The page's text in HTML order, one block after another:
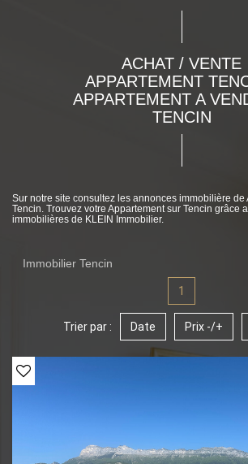
ACHAT / VENTE
APPARTEMENT
APPARTEMENT A
TENCIN
Sur notre site consultez les annonces immobilière de
Tencin. Trouvez votre Appartement sur Tencin grâce
immobilières de KLEIN Immobilier.
Immobilier Tencin
1
Trier par : Date Prix -/+